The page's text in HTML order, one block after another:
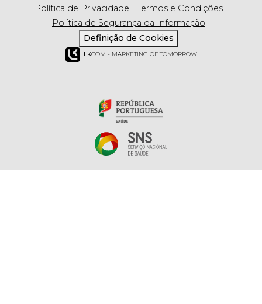
Política de Privacidade
Termos e Condições
Política de Segurança da Informação
Definição de Cookies
LKCOM - MARKETING OF TOMORROW